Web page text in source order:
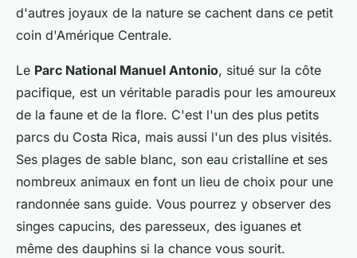
d'autres joyaux de la nature se cachent dans ce petit
coin d'Amérique Centrale.
Le Parc National Manuel Antonio, situé sur la côte
pacifique, est un véritable paradis pour les amoureux
de la faune et de la flore. C'est l'un des plus petits
parcs du Costa Rica, mais aussi l'un des plus visités.
Ses plages de sable blanc, son eau cristalline et ses
nombreux animaux en font un lieu de choix pour une
randonnée sans guide. Vous pourrez y observer des
singes capucins, des paresseux, des iguanes et
même des dauphins si la chance vous sourit.